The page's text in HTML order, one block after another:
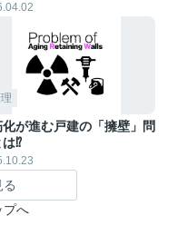
が進む戸建の「擁壁」問
は⁉︎
る
プへ